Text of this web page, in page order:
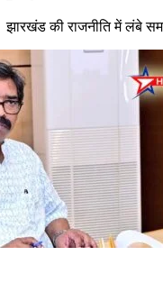
की राजनीति में लंबे